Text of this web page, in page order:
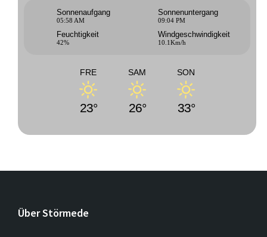
Sonnenaufgang
05:58 AM
Sonnenuntergang
09:04 PM
Feuchtigkeit
42%
Windgeschwindigkeit
10.1Km/h
FRE
23°
SAM
26°
SON
33°
Über Störmede